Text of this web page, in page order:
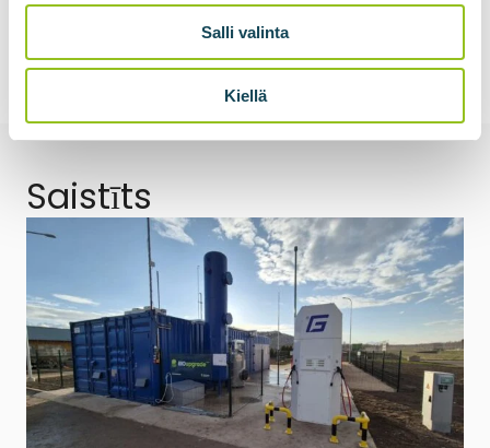
Salli valinta
Kiellä
Saistīts